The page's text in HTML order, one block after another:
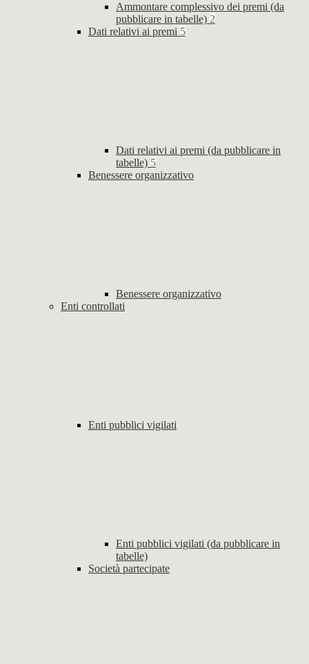
Ammontare complessivo dei premi (da
pubblicare in tabelle) 2
Dati relativi ai premi 5
Dati relativi ai premi (da pubblicare in
tabelle) 5
Benessere organizzativo
Benessere organizzativo
Enti controllati
Enti pubblici vigilati
Enti pubblici vigilati (da pubblicare in
tabelle)
Società partecipate